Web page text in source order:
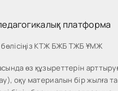
платформа
КТЖ БЖБ ТЖБ ҰМЖ
өз құзыреттерін
оқу материалын бір